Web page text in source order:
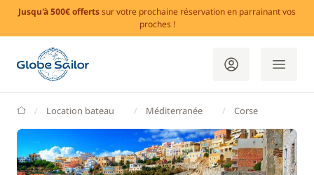
Jusqu'à 500€ offertssur votre prochaine réservation en parrainant vos
proches !
GlobeSailor
Location bateau Méditerranée Corse